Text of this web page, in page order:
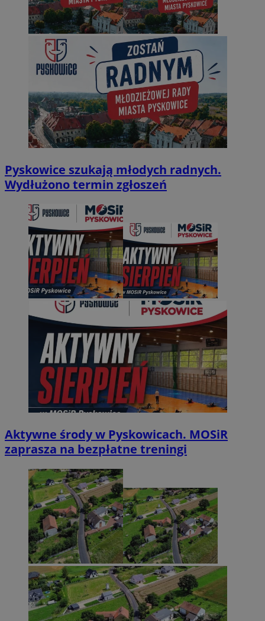
Pyskowice szukają młodych radnych.
Wydłużono termin zgłoszeń
Aktywne środy w Pyskowicach. MOSiR
zaprasza na bezpłatne treningi